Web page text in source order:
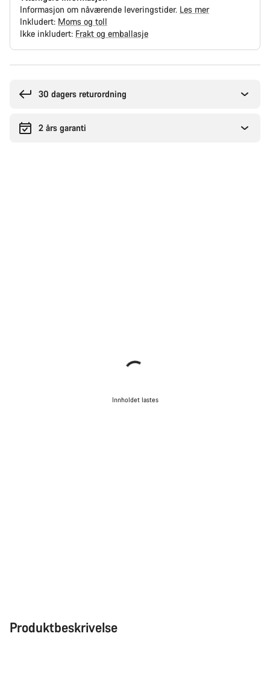
Informasjon om nåværende leveringstider. Les mer
Inkludert: Moms og toll
Ikke inkludert: Frakt og emballasje
30 dagers returordning
2 års garanti
Innholdet lastes
Produktbeskrivelse